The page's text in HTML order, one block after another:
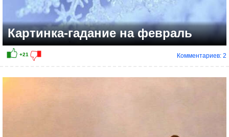
Картинка-гадание на февраль
Комментариев: 2